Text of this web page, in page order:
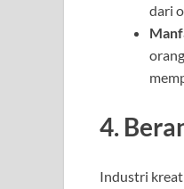
dari
4.
Industri